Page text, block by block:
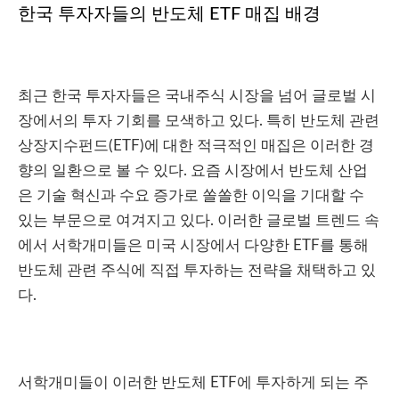
한국 투자자들의 반도체 ETF 매집 배경
최근 한국 투자자들은 국내주식 시장을 넘어 글로벌 시
장에서의 투자 기회를 모색하고 있다. 특히 반도체 관련
상장지수펀드(ETF)에 대한 적극적인 매집은 이러한 경
향의 일환으로 볼 수 있다. 요즘 시장에서 반도체 산업
은 기술 혁신과 수요 증가로 쏠쏠한 이익을 기대할 수
있는 부문으로 여겨지고 있다. 이러한 글로벌 트렌드 속
에서 서학개미들은 미국 시장에서 다양한 ETF를 통해
반도체 관련 주식에 직접 투자하는 전략을 채택하고 있
다.
서학개미들이 이러한 반도체 ETF에 투자하게 되는 주